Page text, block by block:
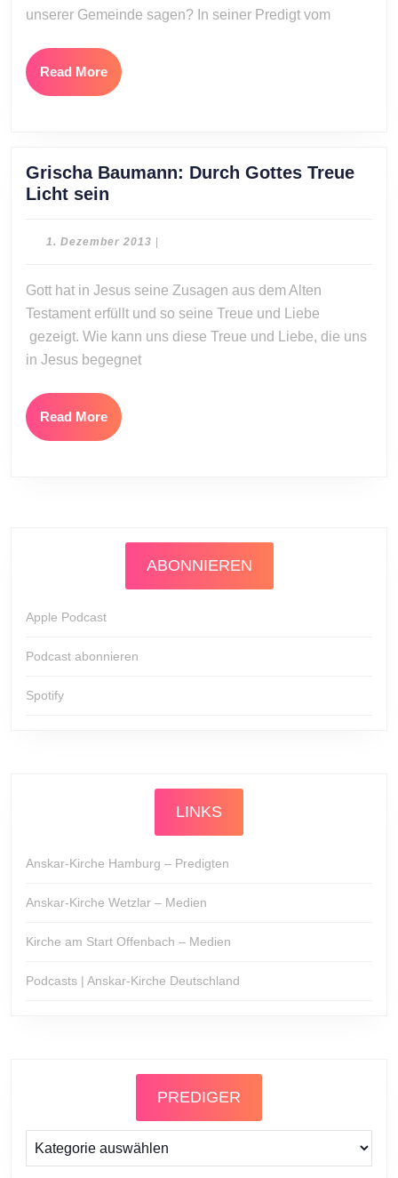
unserer Gemeinde sagen? In seiner Predigt vom
Read MoreRead
More
Grischa Baumann: Durch Gottes Treue
Licht sein
Durch
Licht
sein
1. Dezember 2013 1.
Gott hat in Jesus seine Zusagen aus dem Alten
Testament erfüllt und so seine Treue und Liebe
gezeigt. Wie kann uns diese Treue und Liebe, die uns
in Jesus begegnet
Read MoreRead
More
ABONNIEREN
Apple Podcast
Podcast abonnieren
Spotify
LINKS
Anskar-Kirche Hamburg – Predigten
Anskar-Kirche Wetzlar – Medien
Kirche am Start Offenbach – Medien
Podcasts | Anskar-Kirche Deutschland
PREDIGER
Prediger